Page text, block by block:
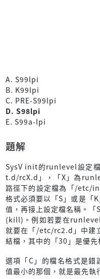
A. S99lpi
B. K99lpi
C. PRE-S99lpi
D. S98lpi
E. S99a-lpi
題解
SysV init的runlevel設定
t.d/rcX.d」，「X」為
路徑下的設定檔為「/etc/
格式必須要以「S」或是「
值，再接上設定檔名稱。
(kill)。例如若要在
就要在「/etc/rc2.d」中
結檔，其中的「30」是優先
選項「C」的檔名格式是
值最小的那個，就是最先執